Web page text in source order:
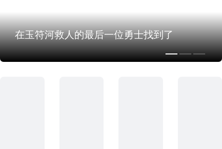
在玉符河救人的最后一位勇士找到了